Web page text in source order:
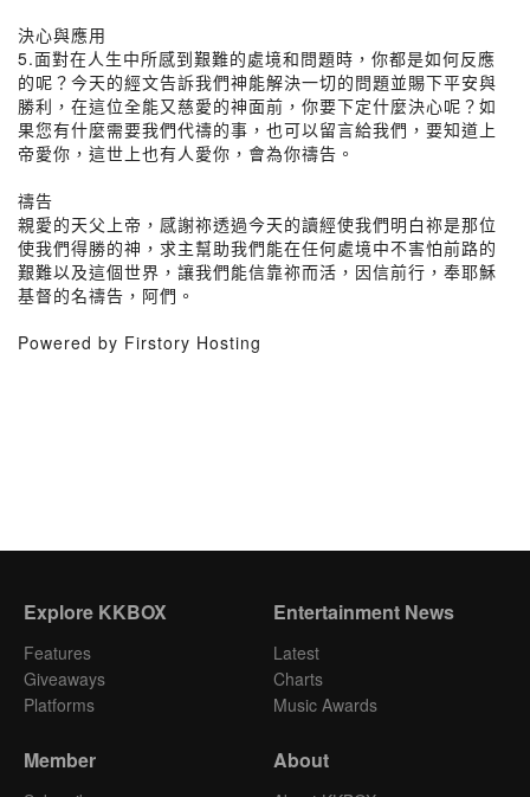
決心與應用
5.面對在人生中所感到艱難的處境和問題時，你都是如何反應
的呢？今天的經文告訴我們神能解決一切的問題並賜下平安與
勝利，在這位全能又慈愛的神面前，你要下定什麼決心呢？如
果您有什麼需要我們代禱的事，也可以留言給我們，要知道上
帝愛你，這世上也有人愛你，會為你禱告。
禱告
親愛的天父上帝，感謝祢透過今天的讀經使我們明白祢是那位
使我們得勝的神，求主幫助我們能在任何處境中不害怕前路的
艱難以及這個世界，讓我們能信靠祢而活，因信前行，奉耶穌
基督的名禱告，阿們。
Powered by Firstory Hosting
Explore KKBOX
Features
Giveaways
Platforms
Entertainment News
Latest
Charts
Music Awards
Member About